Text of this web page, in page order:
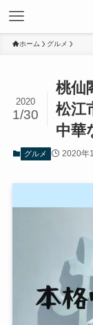
ホーム グルメ
桃仙
松江
中華
2020
1/30
グルメ 2020年